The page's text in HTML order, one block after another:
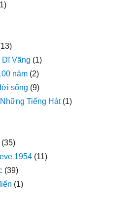
Vãng (1)
năm (2)
sống (9)
Tiếng Hát(1)
(35)
1954 (11)
(39)
(1)